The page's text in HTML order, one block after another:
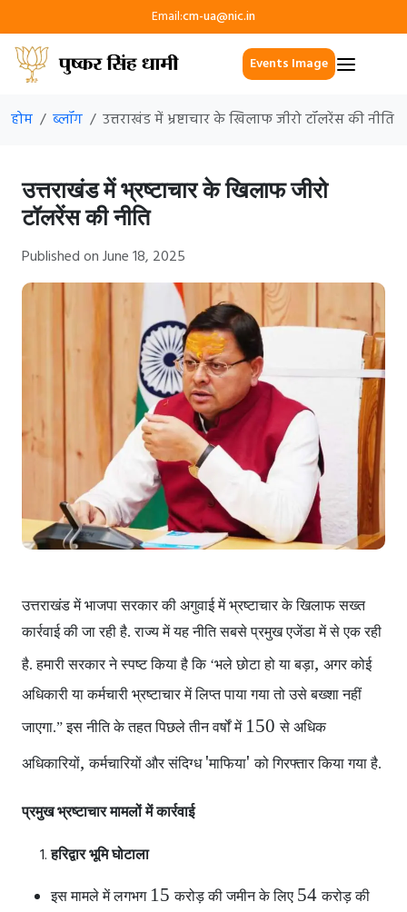
Email:cm-ua@nic.in
Events Image
होम ब्लॉग उत्तराखंड में भ्रष्टाचार के खिलाफ जीरो टॉलरेंस की नीति
उत्तराखंड में भ्रष्टाचार के खिलाफ जीरो
टॉलरेंस की नीति
Published on June 18, 2025
उत्तराखंड में भाजपा सरकार की अगुवाई में भ्रष्टाचार के खिलाफ सख्त
कार्रवाई की जा रही है. राज्य में यह नीति सबसे प्रमुख एजेंडा में से एक रही
है. हमारी सरकार ने स्पष्ट किया है कि ‘भले छोटा हो या बड़ा, अगर कोई
अधिकारी या कर्मचारी भ्रष्टाचार में लिप्त पाया गया तो उसे बख्शा नहीं
जाएगा.” इस नीति के तहत पिछले तीन वर्षों में 150से अधिक
अधिकारियों,कर्मचारियों और संदिग्ध 'माफिया'को गिरफ्तार किया गया है.
प्रमुख भ्रष्टाचार मामलों में कार्रवाई
हरिद्वार भूमि घोटाला
इस मामले में लगभग 15करोड़ की जमीन के लिए 54करोड़ की